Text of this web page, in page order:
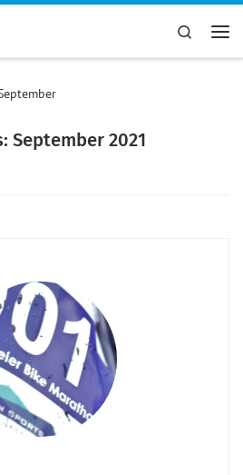
Search
September 2021